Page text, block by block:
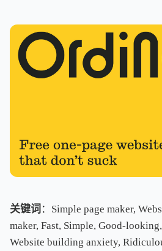
关键词 ：Simple page maker,
maker, Fast, Simple, Good-
Website building anxiety,